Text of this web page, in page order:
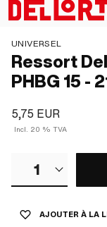
UNIVERSEL
Ressort
PHBG 15 -
5,75 EUR
Incl. 20 % TVA
1
AJOUTER À LA